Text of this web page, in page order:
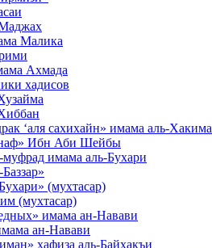
Малика
Ахмада
хадисов
‘аля сахихайн» имама аль-Хакима
Ибн Аби Шейбы
муфрад имама аль-Бухари
(мухтасар)
(мухтасар)
имама ан-Навави
ан-Навави
хафиза аль-Байхакъи